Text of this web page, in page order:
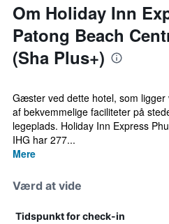
Om Holiday Inn
Patong Beach
(Sha Plus+)
Gæster ved dette hotel, som
af bekvemmelige faciliteter på
legeplads. Holiday Inn Express
IHG har 277...
Mere
Værd at vide
Tidspunkt for check-in